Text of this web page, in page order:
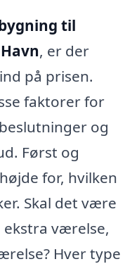
til
, er der
på prisen.
faktorer for
og
Først og
for, hvilken
Skal det være
ekstra værelse,
Hver type